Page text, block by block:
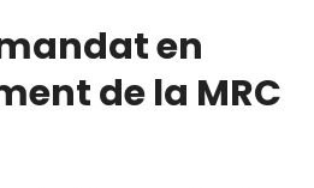
en
de la MRC